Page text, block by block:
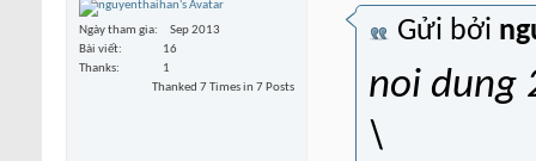
Ngày tham gia
Sep 2013
Bài viết
16
Thanks
1
Thanked 7 Times in 7 Posts
Gửi bởi
noi dung
\